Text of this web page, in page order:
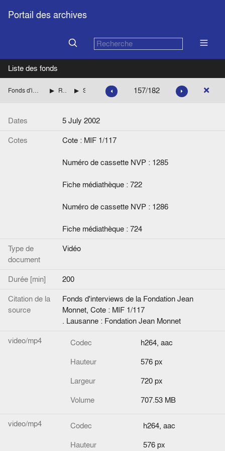
Portail des archives
Liste des fonds
Fonds d'interviews de la Fondation Jean Monnet Relations Suisse-Europe 157/182
Dates
5 July 2002
Cotes
Cote : MIF 1/117
Numéro de cassette NVP : 1285
Fiche médiathèque : 722
Numéro de cassette NVP : 1286
Fiche médiathèque : 724
Type de
document
Vidéo
Durée [min]
200
Citation de la
source
Fonds d'interviews de la Fondation Jean
Monnet, Cote : MIF 1/117
. Lausanne : Fondation Jean Monnet
video/mp4
Codec
h264, aac
Hauteur
576 px
Largeur
720 px
Volume
707.53 MB
video/mp4 Codec
h264, aac
Hauteur
576 px